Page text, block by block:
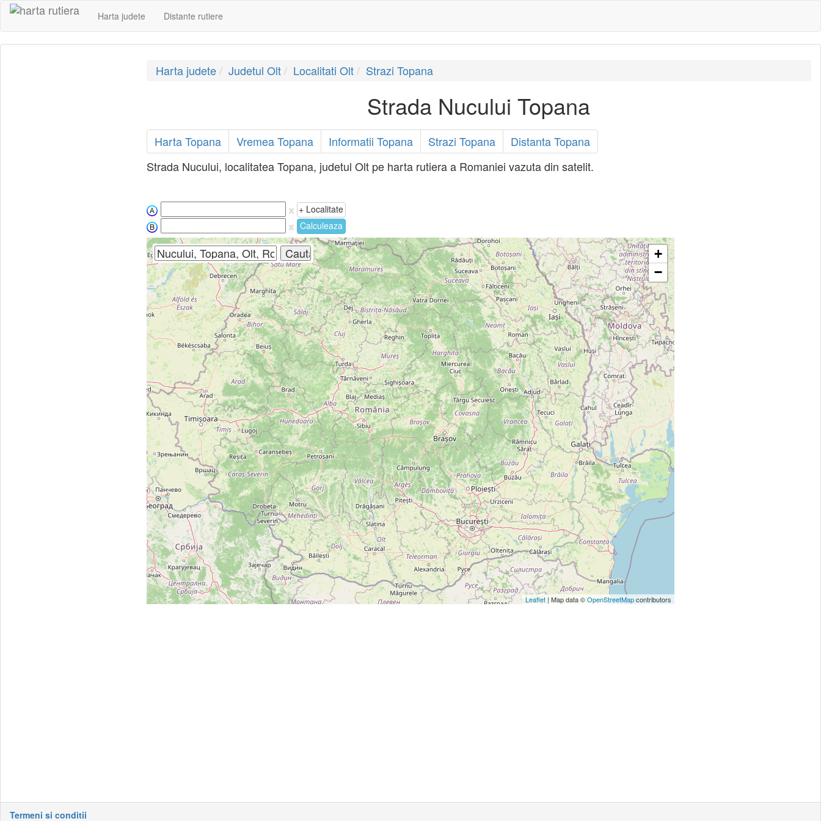
Harta judete Distante rutiere
Harta judete Judetul Olt Localitati Olt Strazi Topana
Strada Nucului Topana
Harta Topana Vremea Topana Informatii Topana Strazi Topana
Distanta Topana
Strada Nucului, localitatea Topana, judetul Olt pe harta rutiera a Romaniei vazuta din satelit.
+ Localitate
Calculeaza
+
−
Leaflet | Map data ©OpenStreetMapcontributors
Termeni si conditii